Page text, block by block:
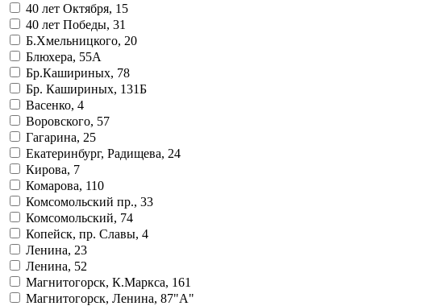
40 лет Октября, 15
40 лет Победы, 31
Б.Хмельницкого, 20
Блюхера, 55А
Бр.Кашириных, 78
Бр. Кашириных, 131Б
Васенко, 4
Воровского, 57
Гагарина, 25
Екатеринбург, Радищева, 24
Кирова, 7
Комарова, 110
Комсомольский пр., 33
Комсомольский, 74
Копейск, пр. Славы, 4
Ленина, 23
Ленина, 52
Магнитогорск, К.Маркса, 161
Магнитогорск, Ленина, 87"А"